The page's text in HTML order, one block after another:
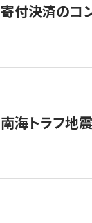
寄付決済のコ
南海トラフ地